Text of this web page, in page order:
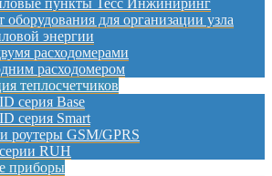
оборудования для организации узла
энергии
расходомерами
расходомером
теплосчетчиков
серия Base
серия Smart
роутеры GSM/GPRS
RUH
приборы